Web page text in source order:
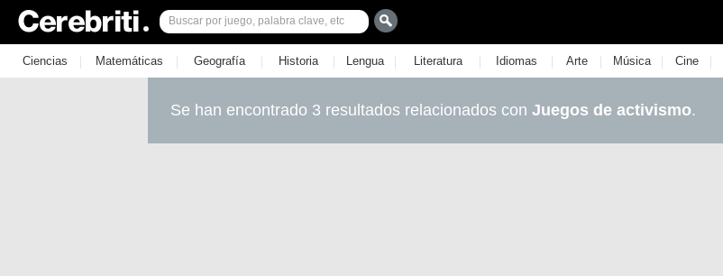
Ciencias | Matemáticas | Geografía | Historia | Lengua | Literatura | Idiomas | Arte | Música | Cine |
Se han encontrado 3 resultados relacionados con Juegos de activismo.